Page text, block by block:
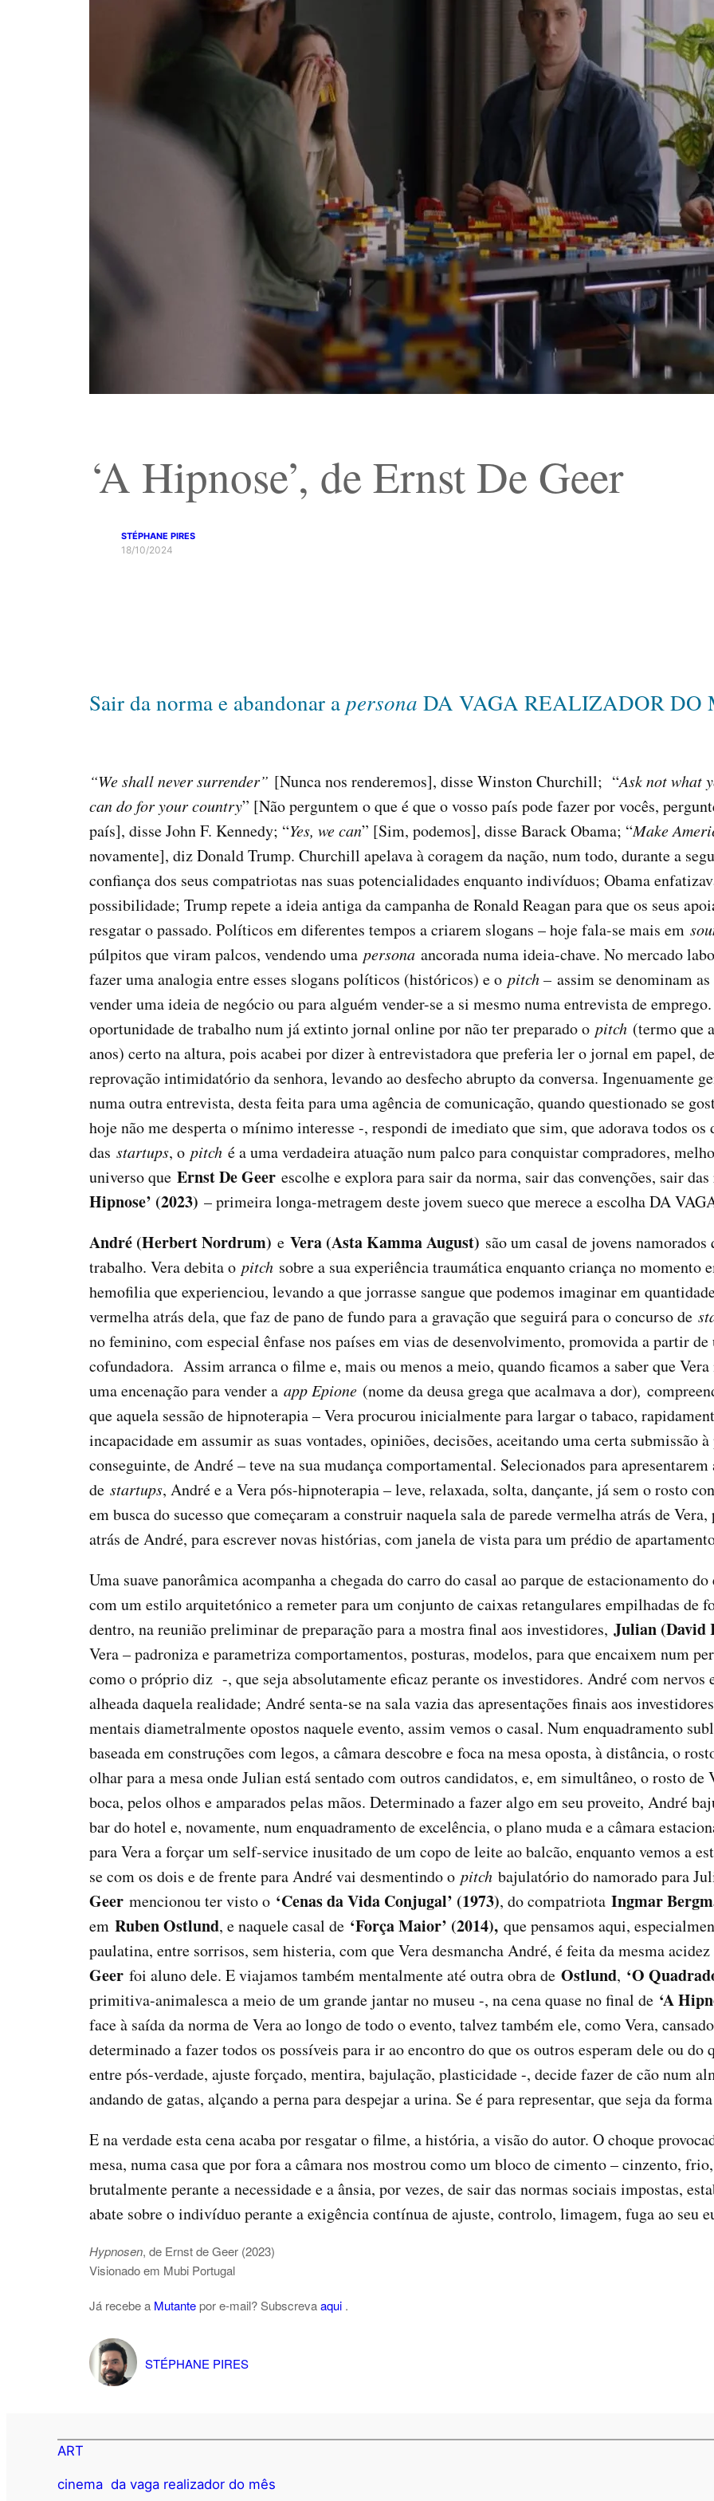
‘A Hipnose’, de Ernst De Geer
STÉPHANE PIRES
18/10/2024
Sair da norma e abandonar apersona DA VAGA REALIZADOR DO
“We shall never surrender” [Nunca nos renderemos], disse Winston Churchill; “Ask not what
can do for your country” [Não perguntem o que é que o vosso país pode fazer por vocês,
país], disse John F. Kennedy; “Yes, we can” [Sim, podemos], disse Barack Obama; “Make
novamente], diz Donald Trump. Churchill apelava à coragem da nação, num todo, durante a
confiança dos seus compatriotas nas suas potencialidades enquanto indivíduos; Obama
possibilidade; Trump repete a ideia antiga da campanha de Ronald Reagan para que os seus
resgatar o passado. Políticos em diferentes tempos a criarem slogans – hoje fala-se mais em
púlpitos que viram palcos, vendendo uma persona ancorada numa ideia-chave. No mercado
fazer uma analogia entre esses slogans políticos (históricos) e o pitch – assim se denominam
vender uma ideia de negócio ou para alguém vender-se a si mesmo numa entrevista de
oportunidade de trabalho num já extinto jornal online por não ter preparado o pitch (termo que
anos) certo na altura, pois acabei por dizer à entrevistadora que preferia ler o jornal em papel,
reprovação intimidatório da senhora, levando ao desfecho abrupto da conversa. Ingenuamente
numa outra entrevista, desta feita para uma agência de comunicação, quando questionado se
hoje não me desperta o mínimo interesse -, respondi de imediato que sim, que adorava todos
das startups, o pitch é a uma verdadeira atuação num palco para conquistar compradores,
universo que Ernst De Geer escolhe e explora para sair da norma, sair das convenções, sair
Hipnose’ (2023) – primeira longa-metragem deste jovem sueco que merece a escolha DA
André (Herbert Nordrum) e Vera (Asta Kamma August) são um casal de jovens
trabalho. Vera debita o pitch sobre a sua experiência traumática enquanto criança no momento
hemofilia que experienciou, levando a que jorrasse sangue que podemos imaginar em
vermelha atrás dela, que faz de pano de fundo para a gravação que seguirá para o concurso de
no feminino, com especial ênfase nos países em vias de desenvolvimento, promovida a partir
cofundadora. Assim arranca o filme e, mais ou menos a meio, quando ficamos a saber que
uma encenação para vender a app Epione (nome da deusa grega que acalmava a dor),
que aquela sessão de hipnoterapia – Vera procurou inicialmente para largar o tabaco,
incapacidade em assumir as suas vontades, opiniões, decisões, aceitando uma certa submissão
conseguinte, de André – teve na sua mudança comportamental. Selecionados para
de startups, André e a Vera pós-hipnoterapia – leve, relaxada, solta, dançante, já sem o rosto
em busca do sucesso que começaram a construir naquela sala de parede vermelha atrás de
atrás de André, para escrever novas histórias, com janela de vista para um prédio de
Uma suave panorâmica acompanha a chegada do carro do casal ao parque de estacionamento
com um estilo arquitetónico a remeter para um conjunto de caixas retangulares empilhadas de
dentro, na reunião preliminar de preparação para a mostra final aos investidores, Julian (David
Vera – padroniza e parametriza comportamentos, posturas, modelos, para que encaixem num
como o próprio diz -, que seja absolutamente eficaz perante os investidores. André com nervos
alheada daquela realidade; André senta-se na sala vazia das apresentações finais aos
mentais diametralmente opostos naquele evento, assim vemos o casal. Num enquadramento
baseada em construções com legos, a câmara descobre e foca na mesa oposta, à distância, o
olhar para a mesa onde Julian está sentado com outros candidatos, e, em simultâneo, o rosto de
boca, pelos olhos e amparados pelas mãos. Determinado a fazer algo em seu proveito, André
bar do hotel e, novamente, num enquadramento de excelência, o plano muda e a câmara
para Vera a forçar um self-service inusitado de um copo de leite ao balcão, enquanto vemos a
se com os dois e de frente para André vai desmentindo o pitch bajulatório do namorado para
Geer mencionou ter visto o ‘Cenas da Vida Conjugal’ (1973), do compatriota Ingmar
em Ruben Ostlund, e naquele casal de ‘Força Maior’ (2014), que pensamos aqui,
paulatina, entre sorrisos, sem histeria, com que Vera desmancha André, é feita da mesma
Geer foi aluno dele. E viajamos também mentalmente até outra obra de Ostlund, ‘O
primitiva-animalesca a meio de um grande jantar no museu -, na cena quase no final de ‘A
face à saída da norma de Vera ao longo de todo o evento, talvez também ele, como Vera,
determinado a fazer todos os possíveis para ir ao encontro do que os outros esperam dele ou do
entre pós-verdade, ajuste forçado, mentira, bajulação, plasticidade -, decide fazer de cão num
andando de gatas, alçando a perna para despejar a urina. Se é para representar, que seja da
E na verdade esta cena acaba por resgatar o filme, a história, a visão do autor. O choque
mesa, numa casa que por fora a câmara nos mostrou como um bloco de cimento – cinzento,
brutalmente perante a necessidade e a ânsia, por vezes, de sair das normas sociais impostas,
abate sobre o indivíduo perante a exigência contínua de ajuste, controlo, limagem, fuga ao seu
Hypnosen, de Ernst de Geer (2023)
Visionado em Mubi Portugal
Já recebe a Mutantepor e-mail? Subscrevaaqui .
STÉPHANE PIRES
ART
cinema da vaga realizador do mês